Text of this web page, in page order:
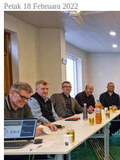
Petak 18 Februara 2022